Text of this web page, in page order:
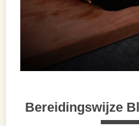
Bereidingswijze